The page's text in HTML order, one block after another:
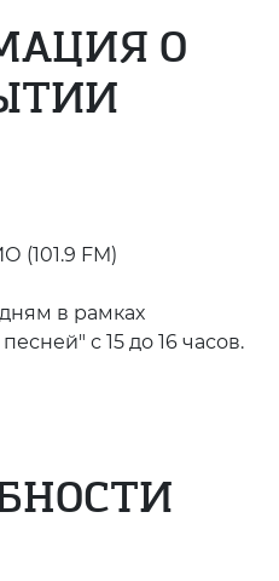
О
FM)
в рамках
с 15 до 16 часов.